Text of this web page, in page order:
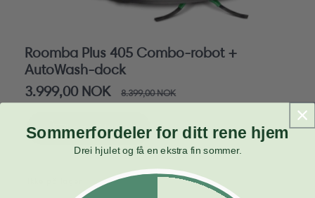
Roomba Plus 405 Combo-robot +
AutoWash-dock
Salgspris
3.999,00 NOK
Vanlig
pris
8.399,00 NOK
Legg i kurv
Sommerfordeler for ditt rene hjem
Drei hjulet og få en ekstra fin sommer.